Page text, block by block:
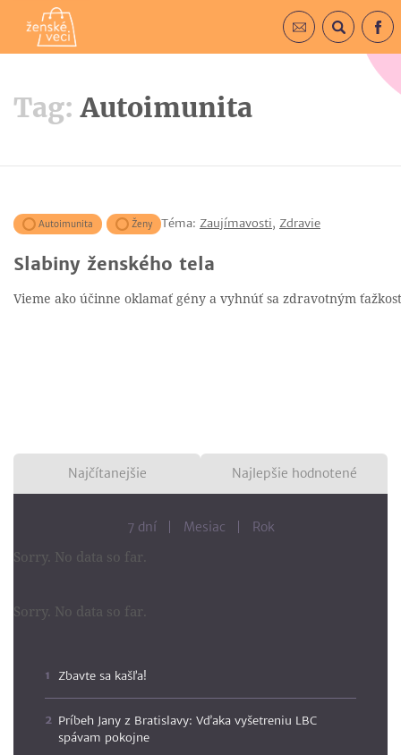
Prihlásiť sa
Tag: Autoimunita
Autoimunita Ženy Téma: Zaujímavosti, Zdravie
Slabiny ženského tela
Vieme ako účinne oklamať gény a vyhnúť sa zdravotným
Najčítanejšie Najlepšie hodnotené
7 dní Mesiac Rok
Sorry. No data so far.
Sorry. No data so far.
Zbavte sa kašľa!
Príbeh Jany z Bratislavy: Vďaka vyšetreniu LBC
spávam pokojne